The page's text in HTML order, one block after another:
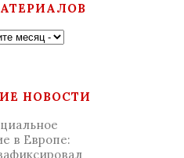
НОВОСТИ
в Европе: